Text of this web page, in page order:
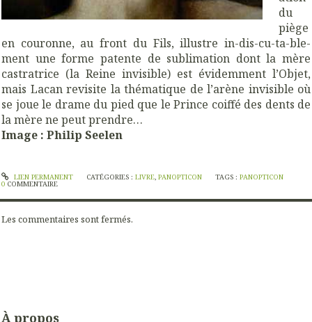
du
piège
en couronne, au front du Fils, illustre in-dis-cu-ta-ble-
ment une forme patente de sublimation dont la mère
castratrice (la Reine invisible) est évidemment l’Objet,
mais Lacan revisite la thématique de l’arène invisible où
se joue le drame du pied que le Prince coiffé des dents de
la mère ne peut prendre…
Image : Philip Seelen
LIEN PERMANENT CATÉGORIES : LIVRE, PANOPTICON TAGS :PANOPTICON
0 COMMENTAIRE
Les commentaires sont fermés.
À propos